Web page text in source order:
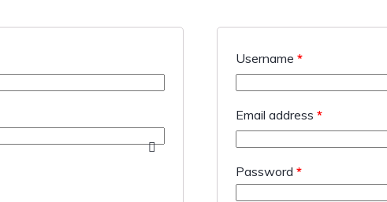
Username*
Email address*
Password*